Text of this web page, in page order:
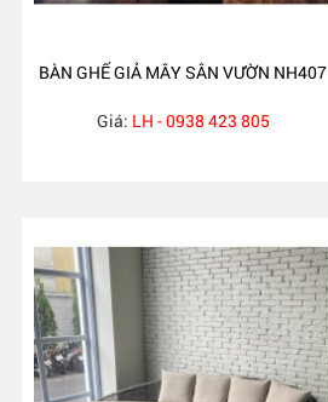
BÀN GHẾ GIẢ MÂY SÂN VƯỜN NH407
Giá: LH - 0938 423 805